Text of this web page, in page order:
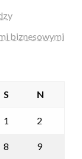
biznesowymi
S N
1 2
8 9